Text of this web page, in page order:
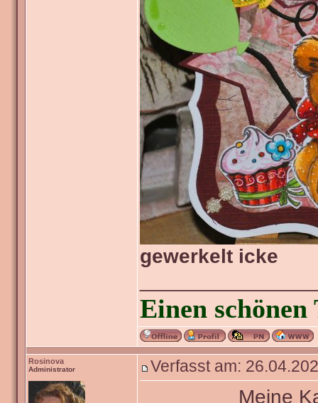
gewerkelt icke
Einen
Rosinova
Administrator Verfasst am:
Meine